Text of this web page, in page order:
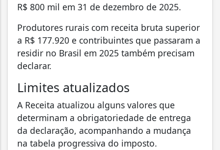
R$ 800 mil em 31 de dezembro de 2025.
Produtores rurais com receita bruta superior
a R$ 177.920 e contribuintes que passaram a
residir no Brasil em 2025 também precisam
declarar.
Limites atualizados
A Receita atualizou alguns valores que
determinam a obrigatoriedade de entrega
da declaração, acompanhando a mudança
na tabela progressiva do imposto.